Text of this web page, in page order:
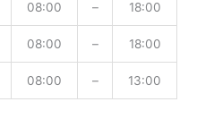
08:00 – 18:00
08:00 – 18:00
08:00 – 13:00